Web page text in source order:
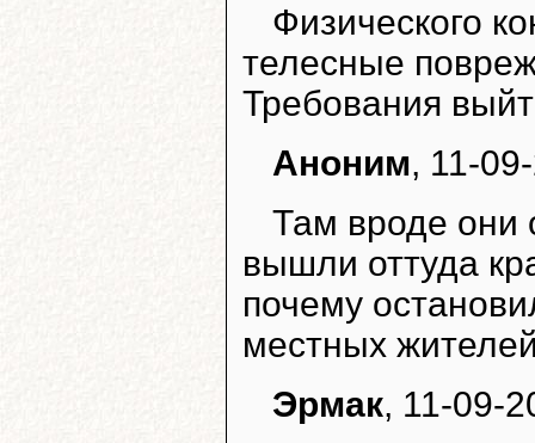
Физического
телесные
Требования
Аноним, 11-
Там вроде они
вышли оттуда
почему
местных
Эрмак, 11-09-